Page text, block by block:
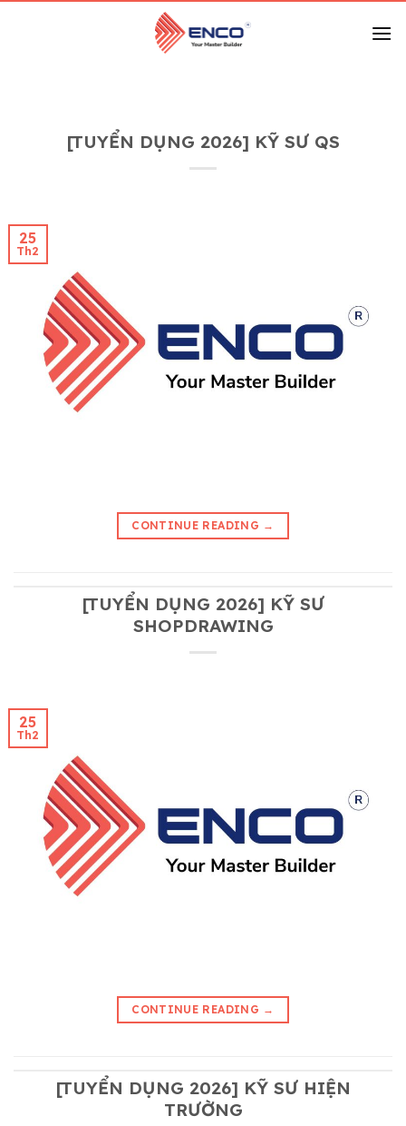
[TUYỂN DỤNG 2026] KỸ SƯ QS
25
Th2
CONTINUE READING →
[TUYỂN DỤNG 2026] KỸ SƯ
SHOPDRAWING
25
Th2
CONTINUE READING →
[TUYỂN DỤNG 2026] KỸ SƯ HIỆN
TRƯỜNG